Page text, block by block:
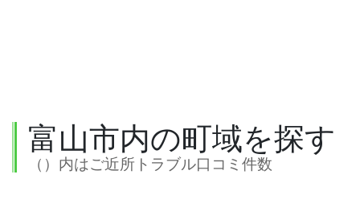
富山市内の町域を探す
（）内はご近所トラブル口コミ件数